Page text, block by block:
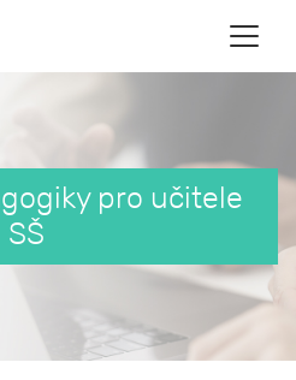
pro učitele
SŠ